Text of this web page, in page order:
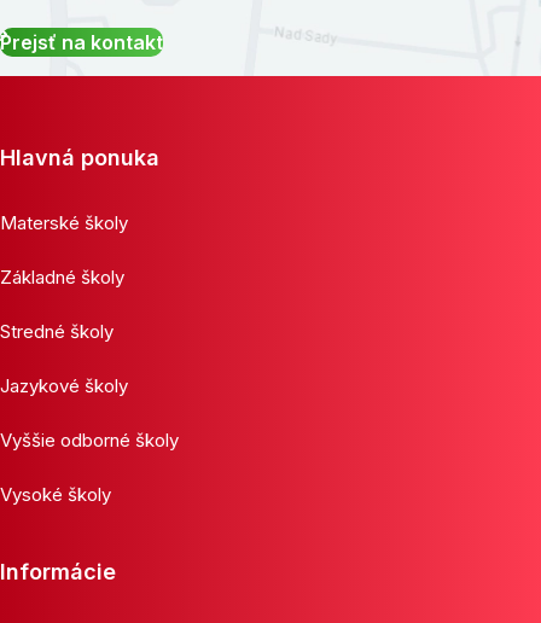
Prejsť na kontakt
Hlavná ponuka
Materské školy
Základné školy
Stredné školy
Jazykové školy
Vyššie odborné školy
Vysoké školy
Informácie